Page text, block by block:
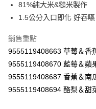
街口支付
AFTEE先享後付
相關說明
【關於「AFTEE先享後付」】
81%純大米&糙米製作
1.5公分入口即化 好吞嚥
銷售重點
9555119408663 草莓＆香
9555119408670 藍莓＆蘋
9555119408687 香蕉＆南
9555119408694 酪梨＆甜